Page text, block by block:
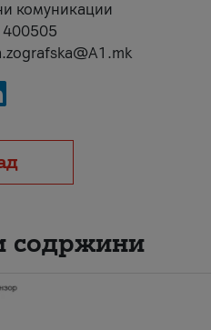
комуникации
400505
содржини